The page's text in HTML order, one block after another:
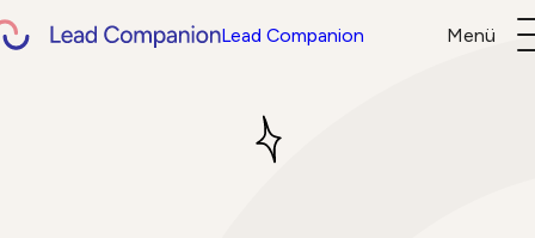
Lead Companion Menü